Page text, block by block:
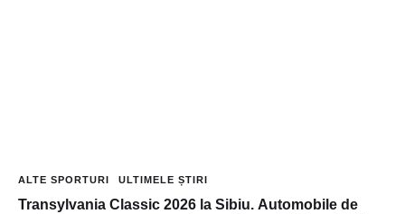
ALTE SPORTURI ULTIMELE ȘTIRI
Transylvania Classic 2026 la Sibiu. Automobile de